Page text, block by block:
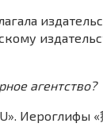
агентство?
Иероглифы «